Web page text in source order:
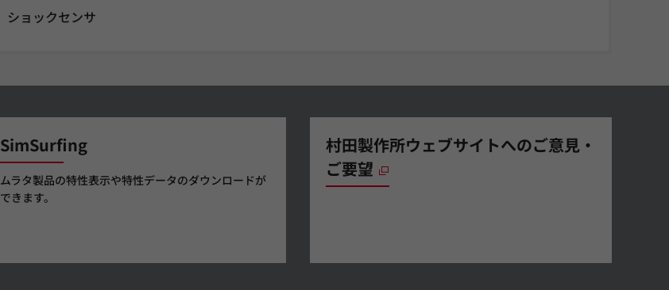
ショックセンサ
SimSurfing
ムラタ製品の特性表示や特性データのダウンロードが
できます。
村田製作所ウェブサイトへのご意見・
ご要望